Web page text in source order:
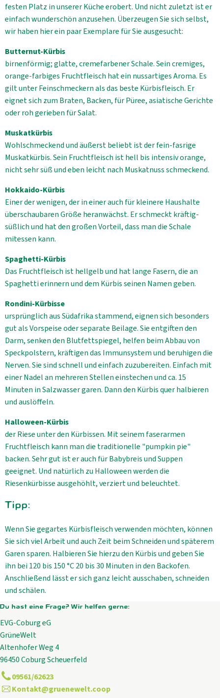
festen Platz in unserer Küche erobert. Und nicht zuletzt ist er
einfach wunderschön anzusehen. Überzeugen Sie sich selbst,
wir haben hier ein paar Exemplare für Sie ausgesucht:
Butternut-Kürbis
birnenförmig; glatte, cremefarbener Schale. Sein cremiges,
orange-farbiges Fruchtfleisch hat ein nussartiges Aroma. Es
gilt unter Feinschmeckern als das beste Kürbisfleisch. Er
eignet sich zum Braten, Backen, für Püree, asiatische Gerichte
oder roh gerieben für Salat.
Muskatkürbis
Wohlschmeckend und äußerst beliebt ist der fein-fasrige
Muskatkürbis. Sein Fruchtfleisch ist hell bis intensiv orange,
nicht sehr süß und eben leicht nach Muskatnuss schmeckend.
Hokkaido-Kürbis
Einer der wenigen, der in einer auch für kleinere Haushalte
überschaubaren Größe heranwächst. Er schmeckt kräftig-
süßlich und hat den großen Vorteil, dass man die Schale
mitessen kann.
Spaghetti-Kürbis
Das Fruchtfleisch ist hellgelb und hat lange Fasern, die an
Spaghetti erinnern und dem Kürbis seinen Namen geben.
Rondini-Kürbisse
ursprünglich aus Südafrika stammend, eignen sich besonders
gut als Vorspeise oder separate Beilage. Sie entgiften den
Darm, senken den Blutfettspiegel, helfen beim Abbau von
Speckpolstern, kräftigen das Immunsystem und beruhigen die
Nerven. Sie sind schnell und einfach zuzubereiten. Einfach mit
einer Nadel an mehreren Stellen einstechen und ca. 15
Minuten in Salzwasser garen. Dann den Kürbis quer halbieren
und auslöffeln.
Halloween-Kürbis
der Riese unter den Kürbissen. Mit seinem faserarmen
Fruchtfleisch kann man die traditionelle "pumpkin pie"
backen. Sehr gut ist er auch für Babybreis und Suppen
geeignet. Und natürlich zu Halloween werden die
Riesenkürbisse ausgehöhlt, verziert und beleuchtet.
Tipp:
Wenn Sie gegartes Kürbisfleisch verwenden möchten, können
Sie sich viel Arbeit und auch Zeit beim Schneiden und späterem
Garen sparen. Halbieren Sie hierzu den Kürbis und geben Sie
ihn bei 120 bis 150 °C 20 bis 30 Minuten in den Backofen.
Anschließend lässt er sich ganz leicht ausschaben, schneiden
und schälen.
Du hast eine Frage? Wir helfen gerne:
EVG-Coburg eG
GrüneWelt
Altenhofer Weg 4
96450 Coburg Scheuerfeld
09561/62623
Kontakt@gruenewelt.coop